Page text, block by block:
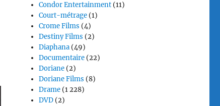
Condor Entertainment (11)
Court-métrage (1)
Crome Films (4)
Destiny Films (2)
Diaphana (49)
Documentaire (22)
Doriane (2)
Doriane Films (8)
Drame (1 228)
DVD (2)